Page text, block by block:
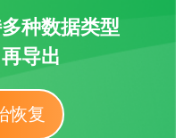
种数据类型
导出
恢复